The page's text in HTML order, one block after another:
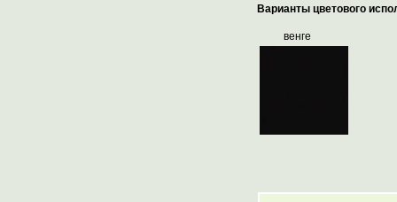
Варианты цветового
венге